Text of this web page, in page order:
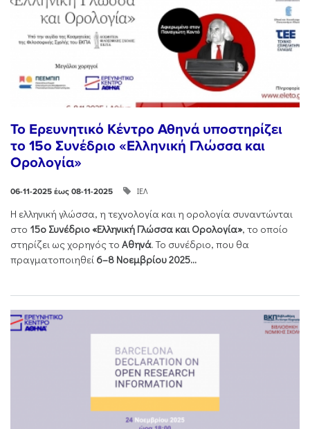
Το Ερευνητικό Κέντρο Αθηνά υποστηρίζει
το 15ο Συνέδριο «Ελληνική Γλώσσα και
Ορολογία»
06-11-2025 έως 08-11-2025 ΙΕΛ
Η ελληνική γλώσσα, η τεχνολογία και η ορολογία συναντώνται
στο 15ο Συνέδριο «Ελληνική Γλώσσα και Ορολογία», το οποίο
στηρίζει ως χορηγός το Αθηνά. Το συνέδριο, που θα
πραγματοποιηθεί 6–8 Νοεμβρίου 2025...